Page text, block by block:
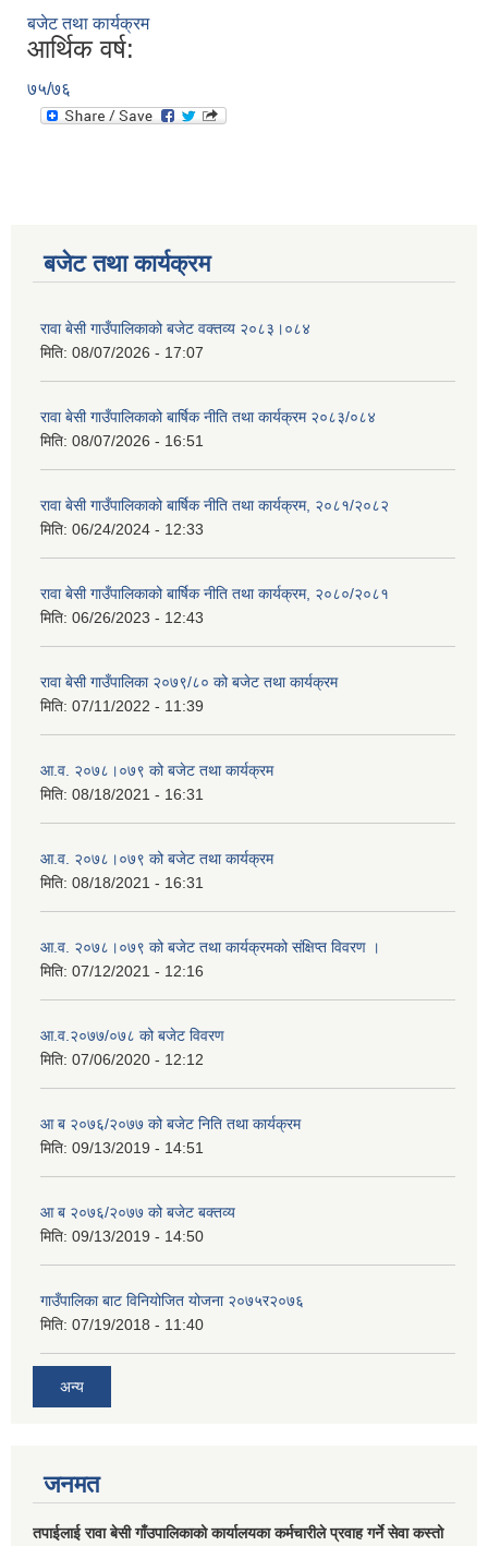
बजेट तथा कार्यक्रम
आर्थिक वर्ष:
७५/७६
बजेट तथा कार्यक्रम
रावा बेसी गाउँपालिकाको बजेट वक्तव्य २०८३।०८४
मिति: 08/07/2026 - 17:07
रावा बेसी गाउँपालिकाको बार्षिक नीति तथा कार्यक्रम २०८३/०८४
मिति: 08/07/2026 - 16:51
रावा बेसी गाउँपालिकाको बार्षिक नीति तथा कार्यक्रम, २०८१/२०८२
मिति: 06/24/2024 - 12:33
रावा बेसी गाउँपालिकाको बार्षिक नीति तथा कार्यक्रम, २०८०/२०८१
मिति: 06/26/2023 - 12:43
रावा बेसी गाउँपालिका २०७९/८० को बजेट तथा कार्यक्रम
मिति: 07/11/2022 - 11:39
आ.व. २०७८।०७९ को बजेट तथा कार्यक्रम
मिति: 08/18/2021 - 16:31
आ.व. २०७८।०७९ को बजेट तथा कार्यक्रम
मिति: 08/18/2021 - 16:31
आ.व. २०७८।०७९ को बजेट तथा कार्यक्रमको संक्षिप्त विवरण ।
मिति: 07/12/2021 - 12:16
आ.व.२०७७/०७८ को बजेट विवरण
मिति: 07/06/2020 - 12:12
आ ब २०७६/२०७७ को बजेट निति तथा कार्यक्रम
मिति: 09/13/2019 - 14:51
आ ब २०७६/२०७७ को बजेट बक्तव्य
मिति: 09/13/2019 - 14:50
गाउँपालिका बाट विनियोजित योजना २०७५र२०७६
मिति: 07/19/2018 - 11:40
अन्य
जनमत
तपाईलाई रावा बेसी गाँउपालिकाको कार्यालयका कर्मचारीले प्रवाह गर्ने सेवा कस्तो